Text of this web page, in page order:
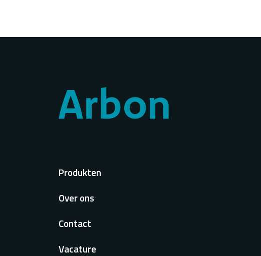
Voet
Produkten
Over ons
Contact
Vacature